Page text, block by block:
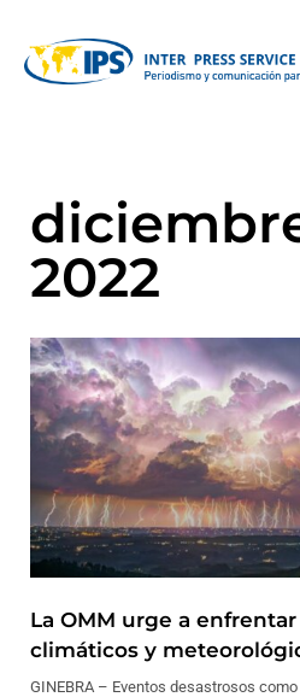
2022
La OMM urge a
climáticos y
GINEBRA – Eventos desastrosos